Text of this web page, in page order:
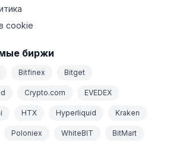
cookie
биржи
Bitfinex Bitget
Crypto.com EVEDEX
HTX Hyperliquid Kraken
Poloniex WhiteBIT BitMart